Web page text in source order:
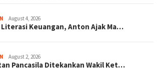
August 4, 2026
Keuangan, Anton Ajak Ma…
August 2, 2026
Pancasila Ditekankan Wakil Ket…